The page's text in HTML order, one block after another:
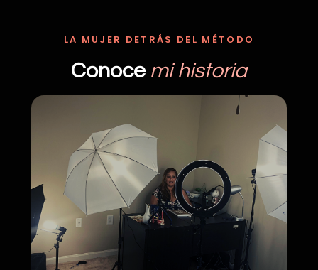
LA MUJER DETRÁS DEL MÉTODO
Conoce mi historia